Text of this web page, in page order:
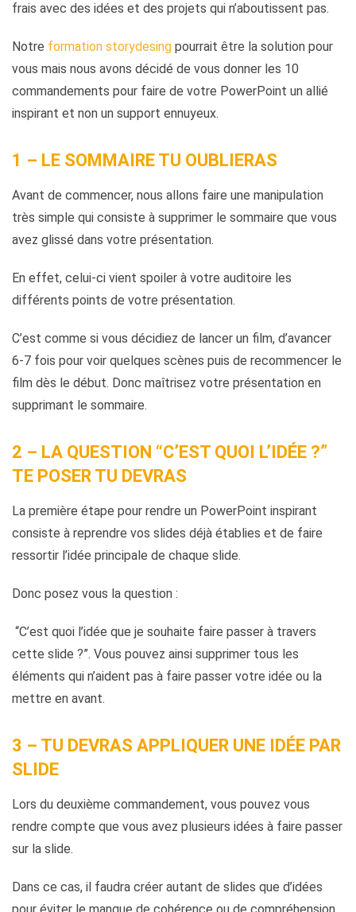
frais avec des idées et des projets qui n’aboutissent pas.
Notre formation storydesing pourrait être la solution pour
vous mais nous avons décidé de vous donner les 10
commandements pour faire de votre PowerPoint un allié
inspirant et non un support ennuyeux.
1 – LE SOMMAIRE TU OUBLIERAS
Avant de commencer, nous allons faire une manipulation
très simple qui consiste à supprimer le sommaire que vous
avez glissé dans votre présentation.
En effet, celui-ci vient spoiler à votre auditoire les
différents points de votre présentation.
C’est comme si vous décidiez de lancer un film, d’avancer
6-7 fois pour voir quelques scènes puis de recommencer le
film dès le début. Donc maîtrisez votre présentation en
supprimant le sommaire.
2 – LA QUESTION “C’EST QUOI L’IDÉE ?”
TE POSER TU DEVRAS
La première étape pour rendre un PowerPoint inspirant
consiste à reprendre vos slides déjà établies et de faire
ressortir l’idée principale de chaque slide.
Donc posez vous la question :
“C’est quoi l’idée que je souhaite faire passer à travers
cette slide ?”. Vous pouvez ainsi supprimer tous les
éléments qui n’aident pas à faire passer votre idée ou la
mettre en avant.
3 – TU DEVRAS APPLIQUER UNE IDÉE PAR
SLIDE
Lors du deuxième commandement, vous pouvez vous
rendre compte que vous avez plusieurs idées à faire passer
sur la slide.
Dans ce cas, il faudra créer autant de slides que d’idées